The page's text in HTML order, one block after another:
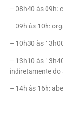
– 08h40 às 09h:
– 09h às 10h:
– 10h30 às
– 13h10 às
indiretamente do
– 14h às 16h: